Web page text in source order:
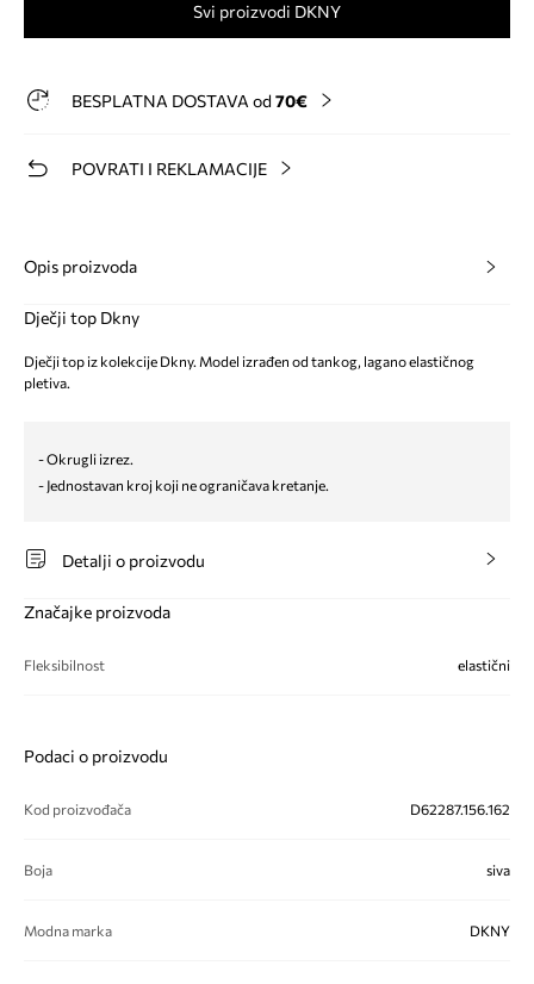
Svi proizvodi DKNY
BESPLATNA DOSTAVA od 70€
POVRATI I REKLAMACIJE
Opis proizvoda
Dječji top Dkny
Dječji top iz kolekcije Dkny. Model izrađen od tankog, lagano elastičnog
pletiva.
- Okrugli izrez.
- Jednostavan kroj koji ne ograničava kretanje.
Detalji o proizvodu
Značajke proizvoda
Fleksibilnost elastični
Podaci o proizvodu
Kod proizvođača D62287.156.162
Boja siva
Modna marka DKNY